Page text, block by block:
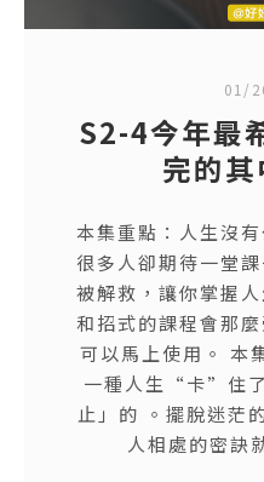
01/
S2-4今年最
完的
本集重點：人生沒
很多人卻期待一堂
被解救，讓你掌握
和招式的課程會那
可以馬上使用。 本
一種人生“卡”住
止」的 。擺脫迷茫
人相處的密訣